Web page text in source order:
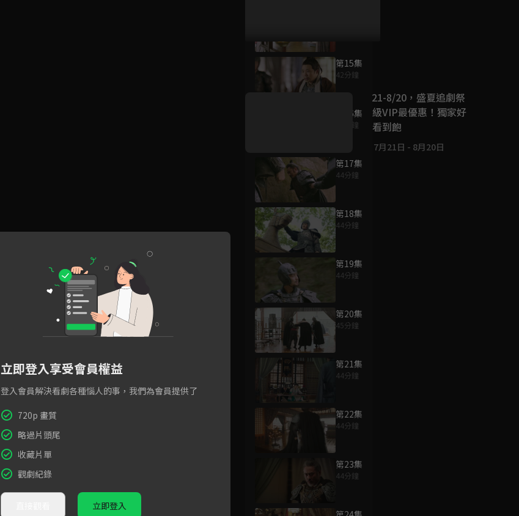
第15集
42分鐘
第16集
43分鐘
第17集
44分鐘
第18集
44分鐘
第19集
44分鐘
第20集
45分鐘
第21集
44分鐘
第22集
44分鐘
第23集
44分鐘
好康資訊
7/21-8/20，盛夏追劇祭
升級VIP最優惠！獨家好
戲看到飽
7月21日 - 8月20日
立即登入享受會員權益
登入會員解決看劇各種惱人的事，我們為會員提供了
720p 畫質
略過片頭尾
收藏片單
觀劇紀錄
立即登入